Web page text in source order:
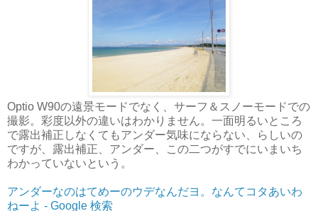
Optio W90の遠景モードでなく、サーフ＆スノーモードでの
撮影。彩度以外の違いはわかりません。一面明るいところ
で露出補正しなくてもアンダー気味にならない、らしいの
ですが、露出補正、アンダー、この二つがすでにいまいち
わかっていないという。
アンダーなのはてめーのウデなんだヨ。なんてコタあいわ
ねーよ - Google 検索